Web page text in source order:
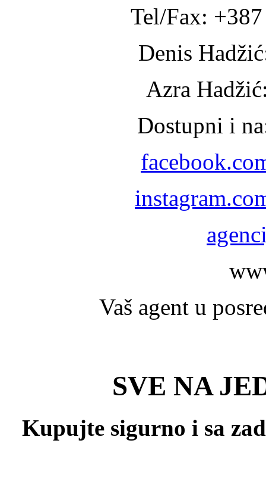
Tel/Fax:
Denis
Azra
Dostupni i
Vaš agent u
SVE NA
Kupujte sigurno i sa